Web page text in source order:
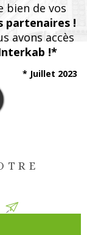
bien de vos
partenaires !
avons accès
!*
* Juillet 2023